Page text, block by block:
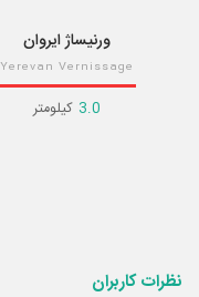
ورنیساژ ایروان
Yerevan Vernissage
3.0 کیلومتر
نظرات کاربران